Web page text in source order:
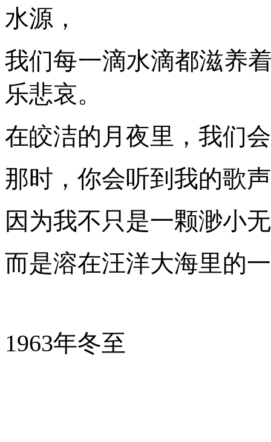
水源，
我们每一滴水滴都滋养
乐悲哀。
在皎洁的月夜里，我们
那时，你会听到我的歌
因为我不只是一颗渺小
而是溶在汪洋大海里的
1963年冬至